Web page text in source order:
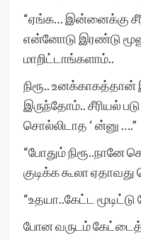
“ஏங்க… இன்னைக்கு
என்னோடு இரண்டு
மாறிட்டாங்களாம்..
நிரூ.. உனக்காகத்தான்
இருந்தோம்.. சீரியல்
சொல்லிடாத ‘ ன்னு ….”
“போதும் நிரூ..நானே
குடிக்க கூலா
“உதயா..கேட்ட
போன வருடம் கேட்டைத்